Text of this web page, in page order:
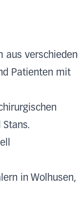
aus
Patienten mit
in Wolhusen,